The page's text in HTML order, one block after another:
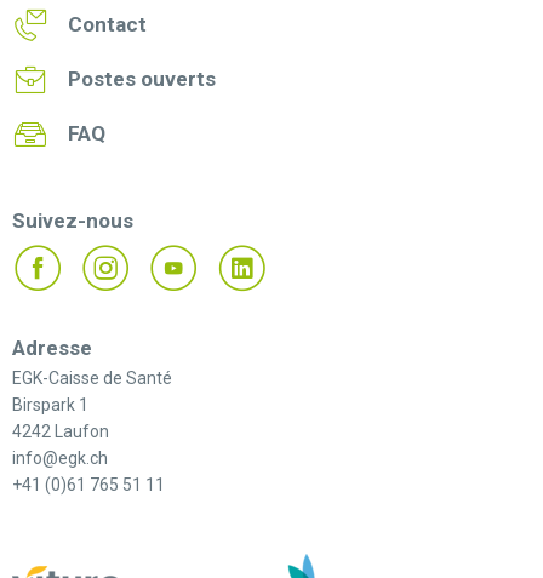
Contact
Postes ouverts
FAQ
Suivez-nous
Adresse
EGK-Caisse de Santé
Birspark 1
4242 Laufon
info@egk.ch
+41 (0)61 765 51 11